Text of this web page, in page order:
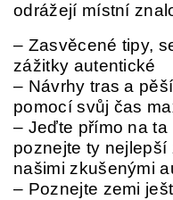
odrážejí místní
– Zasvěcené tipy,
zážitky autentické
– Návrhy tras a
pomocí svůj čas
– Jeďte přímo na
poznejte ty
našimi zkušenými
– Poznejte zemi